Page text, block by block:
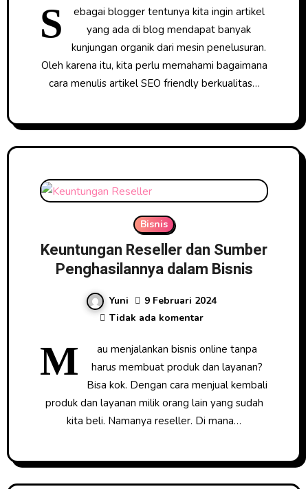
S
ebagai blogger tentunya kita ingin artikel
yang ada di blog mendapat banyak
kunjungan organik dari mesin penelusuran.
Oleh karena itu, kita perlu memahami bagaimana
cara menulis artikel SEO friendly berkualitas…
Bisnis
Keuntungan Reseller dan Sumber
Penghasilannya dalam Bisnis
Yuni
9 Februari 2024
Tidak ada komentar
M
au menjalankan bisnis online tanpa
harus membuat produk dan layanan?
Bisa kok. Dengan cara menjual kembali
produk dan layanan milik orang lain yang sudah
kita beli. Namanya reseller. Di mana…